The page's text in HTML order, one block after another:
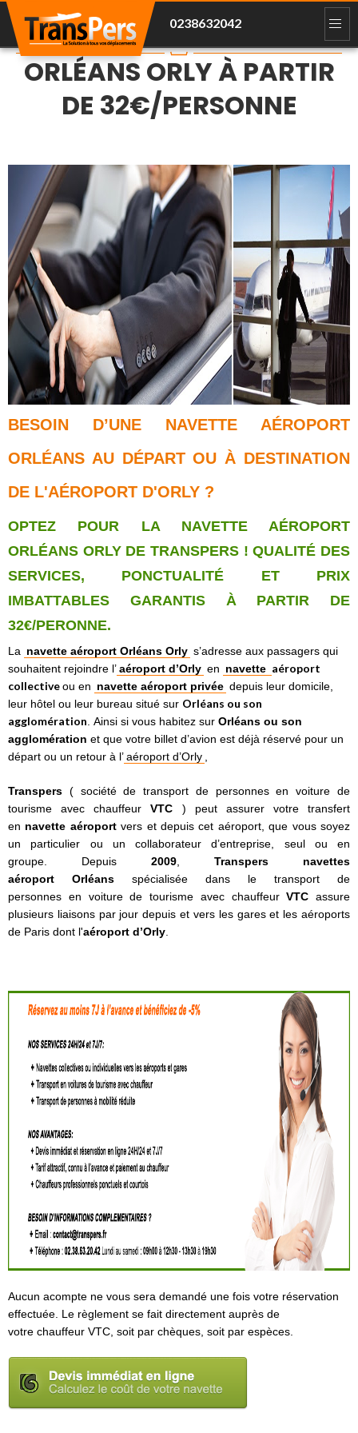
0238632042
NAVETTE AÉROPORT
ORLÉANS ORLY À PARTIR
DE 32€/PERSONNE
BESOIN D’UNE NAVETTE AÉROPORT
ORLÉANS AU DÉPART OU À DESTINATION
DE L'AÉROPORT D'ORLY ?
OPTEZ POUR LA NAVETTE AÉROPORT
ORLÉANS ORLY DE TRANSPERS ! QUALITÉ DES
SERVICES, PONCTUALITÉ ET PRIX
IMBATTABLES GARANTIS À PARTIR DE
32€/PERONNE.
La navette aéroport Orléans Orly s’adresse aux passagers qui
souhaitent rejoindre l’aéroport d’Orly en navette aéroport
collectiveou en navette aéroport privée depuis leur domicile,
leur hôtel ou leur bureau situé sur Orléans ou son
agglomération . Ainsi si vous habitez sur Orléans ou son
agglomération et que votre billet d’avion est déjà réservé pour un
départ ou un retour à l’aéroport d’Orly
Transpers ( société detransport de personnesenvoiture de
tourisme avec chauffeurVTC ) peut assurer votre transfert
en navette aéroportvers et depuis cet aéroport, que vous soyez
un particulier ou un collaborateur d’entreprise, seul ou en
groupe. Depuis 2009 Transpers
navettes
aéroport Orléans spécialisée dans le transport de
personnes en voiture de tourisme avec chauffeurVTC assure
plusieurs liaisons par jour depuis et vers les gares et les aéroports
de Paris dont l'aéroport d’Orly
Aucun acompte ne vous sera demandé une fois votre réservation
effectuée. Le règlement se fait directement auprès de
votre chauffeur VTC, soit par chèques, soit par espèces.